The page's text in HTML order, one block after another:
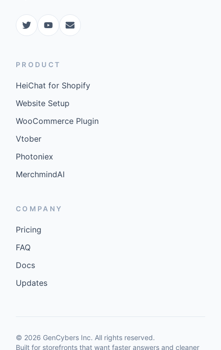
PRODUCT
HeiChat for Shopify
Website Setup
WooCommerce Plugin
Vtober
Photoniex
MerchmindAI
COMPANY
Pricing
FAQ
Docs
Updates
© 2026 GenCybers Inc. All rights reserved.
Built for storefronts that want faster answers and cleaner